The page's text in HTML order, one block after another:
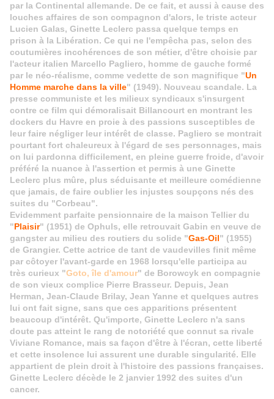
par la Continental allemande. De ce fait, et aussi à cause des
louches affaires de son compagnon d'alors, le triste acteur
Lucien Galas, Ginette Leclerc passa quelque temps en
prison à la Libération. Ce qui ne l'empêcha pas, selon des
coutumières incohérences de son métier, d'être choisie par
l'acteur italien Marcello Pagliero, homme de gauche formé
par le néo-réalisme, comme vedette de son magnifique "Un
Homme marche dans la ville" (1949). Nouveau scandale. La
presse communiste et les milieux syndicaux s'insurgent
contre ce film qui démoralisait Billancourt en montrant les
dockers du Havre en proie à des passions susceptibles de
leur faire négliger leur intérêt de classe. Pagliero se montrait
pourtant fort chaleureux à l'égard de ses personnages, mais
on lui pardonna difficilement, en pleine guerre froide, d'avoir
préféré la nuance à l'assertion et permis à une Ginette
Leclerc plus mûre, plus séduisante et meilleure comédienne
que jamais, de faire oublier les injustes soupçons nés des
suites du "Corbeau".
Evidemment parfaite pensionnaire de la maison Tellier du
"Plaisir" (1951) de Ophuls, elle retrouvait Gabin en veuve de
gangster au milieu des routiers du solide "Gas-Oil" (1955)
de Grangier. Cette actrice de tant de vaudevilles finit même
par côtoyer l'avant-garde en 1968 lorsqu'elle participa au
très curieux "Goto, île d'amour" de Borowcyk en compagnie
de son vieux complice Pierre Brasseur. Depuis, Jean
Herman, Jean-Claude Brilay, Jean Yanne et quelques autres
lui ont fait signe, sans que ces apparitions présentent
beaucoup d'intérêt. Qu'importe, Ginette Leclerc n'a sans
doute pas atteint le rang de notoriété que connut sa rivale
Viviane Romance, mais sa façon d'être à l'écran, cette liberté
et cette insolence lui assurent une durable singularité. Elle
appartient de plein droit à l'histoire des passions françaises.
Ginette Leclerc décède le 2 janvier 1992 des suites d'un
cancer.